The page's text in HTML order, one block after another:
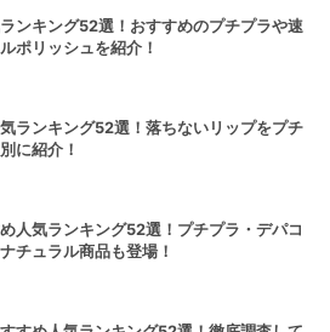
ンキング52選！おすすめのプチプラや速
ポリッシュを紹介！
ランキング52選！落ちないリップをプチ
に紹介！
人気ランキング52選！プチプラ・デパコ
チュラル商品も登場！